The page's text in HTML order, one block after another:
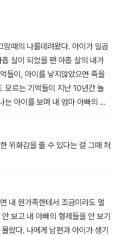
때의 나를데려왔다. 아이가 일곱
살이 되었을 땐 아홉 살의 내가
들이, 아이를 낳지않았으면 죽을
모르는 기억들이 지난 10년간 놀
는 아이를 보며 내 엄마 아빠의 결
던 분풀이와 탄식을 다시 들었다.
기 위해 보내진 심판관처럼 느껴
아이가 알아챌까봐 겁이 났고 내
까봐 두려웠다. 나라는 인간을
아이를 대하는 게 얼마나 어려운지
다.
위화감을 줄 수 있다는 걸 그때 처
내 원가족한테서 조금이라도 멀
보고 내 아빠의 형제들을 안 보기
랐다. 나에게 남편과 아이가 생기